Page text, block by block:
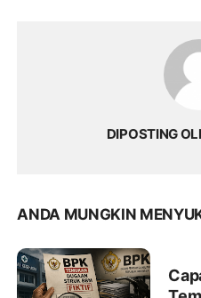
DIPOSTING
ANDA MUNGKIN